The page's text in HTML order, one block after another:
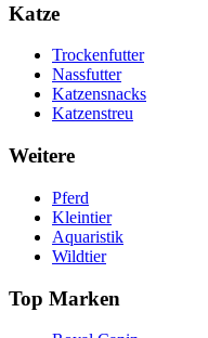
Katze
Trockenfutter
Nassfutter
Katzensnacks
Katzenstreu
Weitere
Pferd
Kleintier
Aquaristik
Wildtier
Top Marken